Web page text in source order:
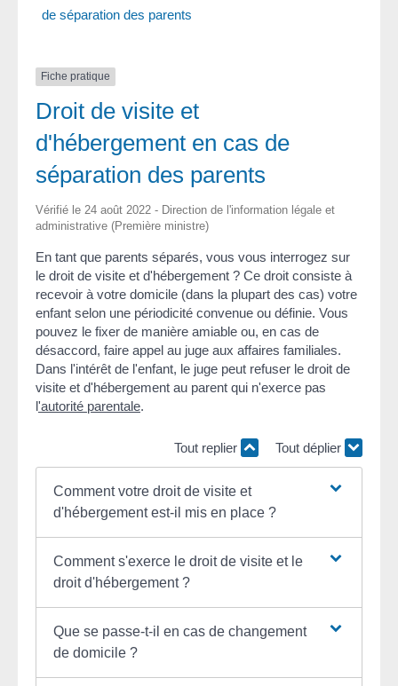
de séparation des parents
Fiche pratique
Droit de visite et
d'hébergement en cas de
séparation des parents
Vérifié le 24 août 2022 - Direction de l'information légale et
administrative (Première ministre)
En tant que parents séparés, vous vous interrogez sur
le droit de visite et d'hébergement ? Ce droit consiste à
recevoir à votre domicile (dans la plupart des cas) votre
enfant selon une périodicité convenue ou définie. Vous
pouvez le fixer de manière amiable ou, en cas de
désaccord, faire appel au juge aux affaires familiales.
Dans l'intérêt de l'enfant, le juge peut refuser le droit de
visite et d'hébergement au parent qui n'exerce pas
l'autorité parentale.
Tout replier Tout déplier
Comment votre droit de visite et
d'hébergement est-il mis en place ?
Comment s'exerce le droit de visite et le
droit d'hébergement ?
Que se passe-t-il en cas de changement
de domicile ?